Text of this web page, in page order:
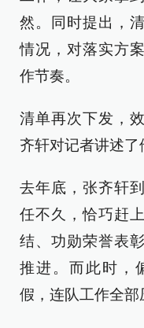
然。同时提出，
情况，对落实方
作节奏。
清单再次下发，
齐轩对记者讲述了
去年底，张齐轩
任不久，恰巧赶
结、功勋荣誉表
推进。而此时，
假，连队工作全部